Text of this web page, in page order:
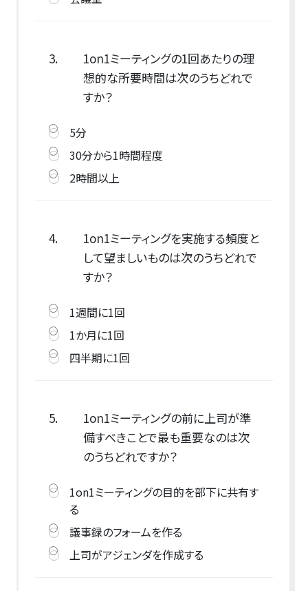
3.
1on1ミーティングの1回あたりの理
想的な所要時間は次のうちどれで
すか？
5分
30分から1時間程度
2時間以上
4.
1on1ミーティングを実施する頻度と
して望ましいものは次のうちどれで
すか？
1週間に1回
1か月に1回
四半期に1回
5.
1on1ミーティングの前に上司が準
備すべきことで最も重要なのは次
のうちどれですか？
1on1ミーティングの目的を部下に共有す
る
議事録のフォームを作る
上司がアジェンダを作成する